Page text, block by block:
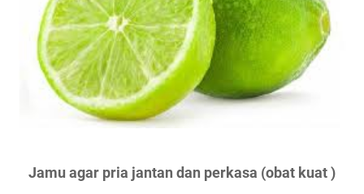
Jamu agar pria jantan dan perkasa (obat kuat )